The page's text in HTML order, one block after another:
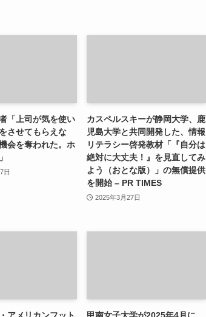
「上司が気を使い
させてもらえな
会を奪われた。ホ
日
カスペルスキーが静岡大学、鹿
児島大学と共同開発した、情報
リテラシー啓発教材「『自分は
絶対に大丈夫！』を見直してみ
よう（おとな版）」の無償提供
を開始 – PR TIMES
2025年3月27日